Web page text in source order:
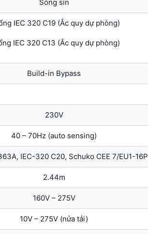
Sóng sin
IEC 320 C19 (Ắc quy dự phòng)
IEC 320 C13 (Ắc quy dự phòng)
Build-in Bypass
230V
40 – 70Hz (auto sensing)
IEC-320 C20, Schuko CEE 7/EU1-16P
2.44m
160V – 275V
10V – 275V (nửa tải)